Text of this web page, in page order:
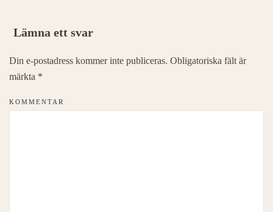
Lämna ett svar
Din e-postadress kommer inte publiceras. Obligatoriska fält är
märkta *
KOMMENTAR